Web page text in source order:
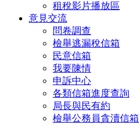
租稅影片播放區
意見交流
問卷調查
檢舉逃漏稅信箱
民意信箱
我要陳情
申訴中心
各類信箱進度查詢
局長與民有約
檢舉公務員貪瀆信箱